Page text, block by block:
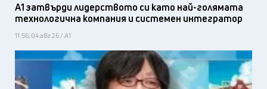
А1 затвърди лидерството си като най-голямата
технологична компания и системен интегратор
11:56, 04 авг 26 / А1